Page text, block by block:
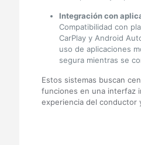
Integración con
Compatibilidad con
CarPlay y Android
uso de aplicaciones
segura mientras se
Estos sistemas buscan
funciones en una interfaz
experiencia del conductor